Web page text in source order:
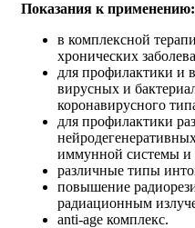
Показания к применению:
в комплексной
хронических
для профилактики и
вирусных и
коронавирусного
для профилактики
иммунной системы
различные типы
повышение
радиационным
anti-age комплекс.